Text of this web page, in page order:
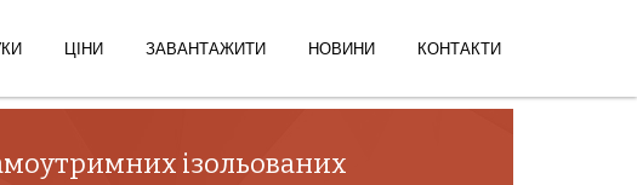
ЦІНИ ЗАВАНТАЖИТИ НОВИНИ КОНТАКТИ
ізольованих